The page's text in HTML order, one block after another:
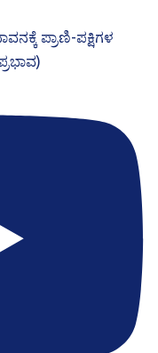
ಪ್ರಾಣಿ-ಪಕ್ಷಿಗಳ